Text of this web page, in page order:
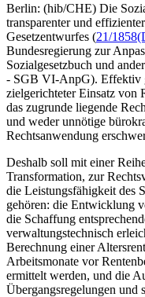
Berlin: (hib/CHE) Die
transparenter und
Gesetzentwurfes (21/1858
Bundesregierung zur
Sozialgesetzbuch und
- SGB VI-AnpG). Effektiv
zielgerichteter Einsatz von
das zugrunde liegende
und weder unnötige
Rechtsanwendung
Deshalb soll mit einer
Transformation, zur
die Leistungsfähigkeit des
gehören: die Entwicklung
die Schaffung
verwaltungstechnisch
Berechnung einer
Arbeitsmonate vor
ermittelt werden, und die
Übergangsregelungen und